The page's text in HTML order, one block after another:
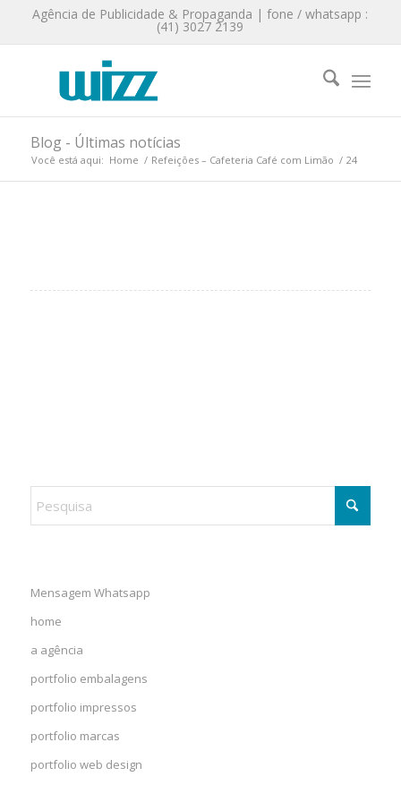
Agência de Publicidade & Propaganda | fone / whatsapp :
(41) 3027 2139
Blog - Últimas notícias
Você está aqui: Home / Refeições – Cafeteria Café com Limão / 24
Mensagem Whatsapp
home
a agência
portfolio embalagens
portfolio impressos
portfolio marcas
portfolio web design